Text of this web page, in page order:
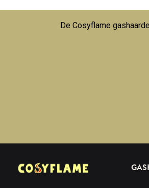
De Cosyflame